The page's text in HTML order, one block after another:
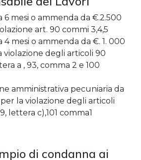
6 mesi o ammenda da €.2.500
art. 90 commi 3,4,5
4 mesi o ammenda da €. 1. 000
violazione degli articoli 90
a , 93, comma 2 e 100
amministrativa pecuniaria da
la violazione degli articoli
lettera c),101 comma1
di condanna ai